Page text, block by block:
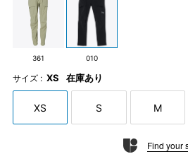
361 010
サイズ : XS 在庫あり
XS S M
Find your